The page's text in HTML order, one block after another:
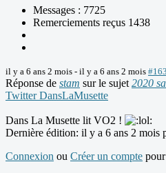
Messages : 7725
Remerciements reçus 1438
il y a 6 ans 2 mois - il y a 6 ans 2 mois
Réponse de stam sur le sujet 2020
Twitter DansLaMusette
Dans La Musette lit VO2 !
Dernière édition: il y a 6 ans 2 mois
Connexion ou Créer un compte